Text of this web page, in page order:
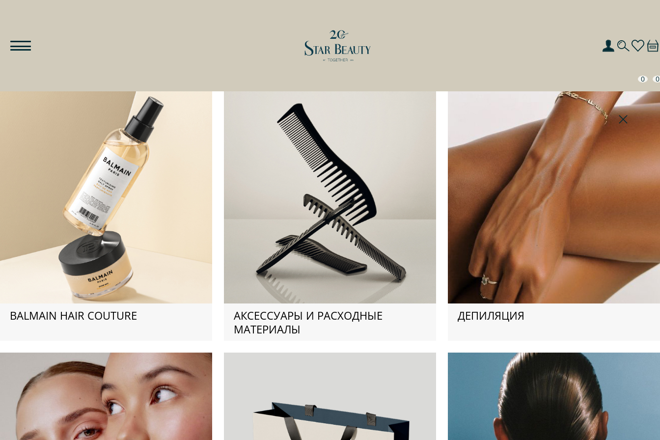
0 0
ПРОФИ КЛУБ
ПРОГРАММЫ ПРОФИ КЛУБА
ПРОГРАММЫ ЛОЯЛЬНОСТИ
ДЛЯ ЧАСТНЫХ СПЕЦИАЛИСТОВ
ПРОГРАММЫ ЛОЯЛЬНОСТИ
ДЛЯ САЛОНОВ КРАСТОТЫ И
КЛИНИК
ПОДАТЬ ЗАЯВКУ НА УЧАСТИЕ В
ПРОГРАММЕ
BALMAIN HAIR COUTURE
ПАРИКМАХЕРСКОЕ ИСКУССТВО
АКСЕССУАРЫ И РАСХОДНЫЕ
ПРЕПОДАВАТЕЛИ
ВЫЕЗДНЫЕ КОНСУЛЬТАЦИИ
КАРЬЕРА В УЧЕБНОМ ЦЕНТРЕ
СТАТЬ МОДЕЛЬЮ
ИСКАТЬ
BALMAIN HAIR COUTURE
АКСЕССУАРЫ И РАСХОДНЫЕ
МАТЕРИАЛЫ
ДЕПИЛЯЦИЯ